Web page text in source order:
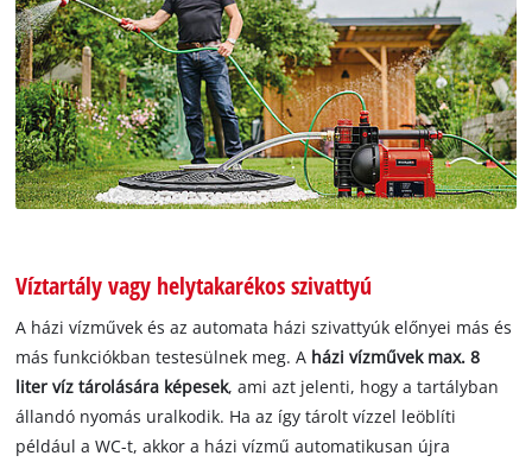
Víztartály vagy helytakarékos szivattyú
A házi vízművek és az automata házi szivattyúk előnyei más és
más funkciókban testesülnek meg. A házi vízművek max. 8
liter víz tárolására képesek, ami azt jelenti, hogy a tartályban
állandó nyomás uralkodik. Ha az így tárolt vízzel leöblíti
például a WC-t, akkor a házi vízmű automatikusan újra